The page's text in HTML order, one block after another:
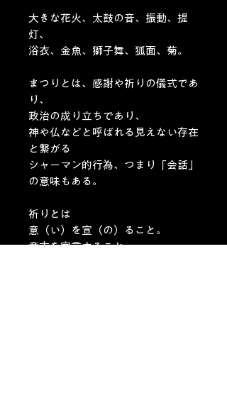
大きな花火、太鼓の音、振動、提
灯、
浴衣、金魚、獅子舞、狐面、菊。
まつりとは、感謝や祈りの儀式であ
り、
政治の成り立ちであり、
神や仏などと呼ばれる見えない存在
と繋がる
シャーマン的行為、つまり「会話」
の意味もある。
祈りとは
意（い）を宣（の）ること。
意志を宣言すること。